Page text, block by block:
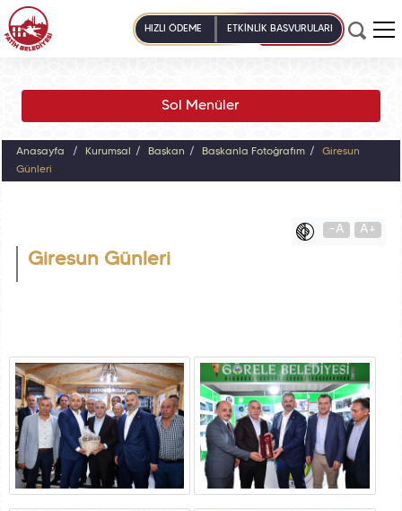
HIZLI ÖDEME ETKİNLİK BAŞVURULARI
Sol Menüler
Anasayfa Kurumsal Başkan Başkanla Fotoğrafım
Giresun
Günleri
-A A+
Giresun Günleri